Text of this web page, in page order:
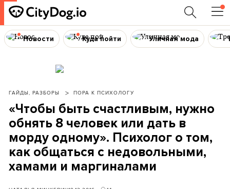
Новости Куда пойти Уличная мода
ГАЙДЫ, РАЗБОРЫ ПОРА К ПСИХОЛОГУ
«Чтобы быть счастливым, нужно
обнять 8 человек или дать в
морду одному». Психолог о том,
как общаться с недовольными,
хамами и маргиналами